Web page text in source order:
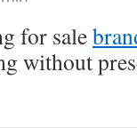
for sale
without